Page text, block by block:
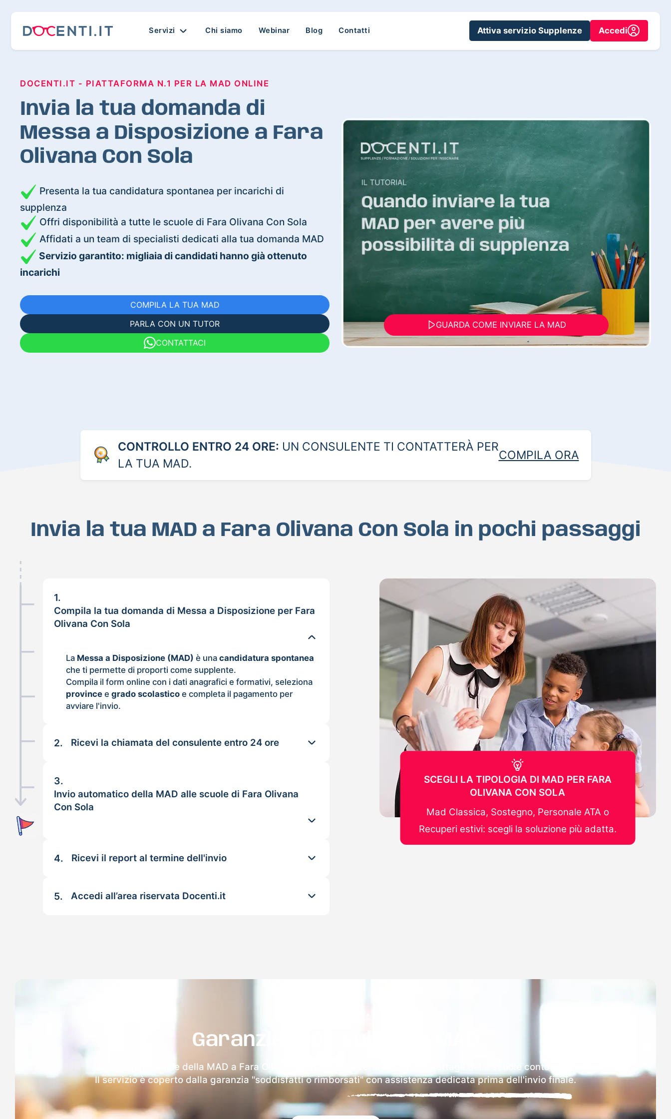
Servizi Chi siamo Webinar Blog Contatti Attiva servizio Supplenze Accedi
DOCENTI.IT - PIATTAFORMA N.1 PER LA MAD ONLINE
Invia la tua domanda di
Messa a Disposizione a Fara
Olivana Con Sola
Presenta la tua candidatura spontanea per incarichi di
supplenza
Offri disponibilità a tutte le scuole di Fara Olivana Con Sola
Affidati a un team di specialisti dedicati alla tua domanda MAD
Servizio garantito: migliaia di candidati hanno già ottenuto
incarichi
COMPILA LA TUA MAD
PARLA CON UN TUTOR
CONTATTACI
GUARDA COME INVIARE LA MAD
CONTROLLO ENTRO 24 ORE: UN CONSULENTE TI CONTATTERÀ PER
LA TUA MAD.
COMPILA ORA
Invia la tua MAD a Fara Olivana Con Sola in pochi passaggi
1.
Compila la tua domanda di Messa a Disposizione per Fara
Olivana Con Sola
La Messa a Disposizione (MAD) è unacandidatura spontanea
che ti permette di proporti come supplente.
Compila il form online con i dati anagrafici e formativi, seleziona
province egrado scolastico e completa il pagamento per
avviare l'invio.
2. Ricevi la chiamata del consulente entro 24 ore
3.
Invio automatico della MAD alle scuole di Fara Olivana
Con Sola
4. Ricevi il report al termine dell'invio
5. Accedi all’area riservata Docenti.it
SCEGLI LA TIPOLOGIA DI MAD PER FARA
OLIVANA CON SOLA
Mad Classica, Sostegno, Personale ATA o
Recuperi estivi: scegli la soluzione più adatta.
Garanzia 100% sulla tua MAD
Dopo l'invio online della MAD a Fara Olivana Con Sola riceverai via email i dettagli delle scuole contattate.
Il servizio è coperto dalla garanzia "soddisfatti o rimborsati" con assistenza dedicata prima dell'invio finale.